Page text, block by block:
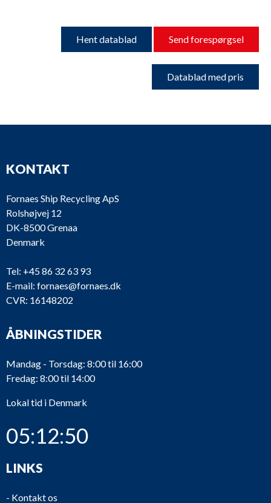
Hent datablad Send forespørgsel
Datablad med pris
KONTAKT
Fornaes Ship Recycling ApS
Rolshøjvej 12
DK-8500 Grenaa
Denmark
Tel: +45 86 32 63 93
E-mail: fornaes@fornaes.dk
CVR: 16148202
ÅBNINGSTIDER
Mandag - Torsdag: 8:00 til 16:00
Fredag: 8:00 til 14:00
Lokal tid i Denmark
05:12:50
LINKS
- Kontakt os